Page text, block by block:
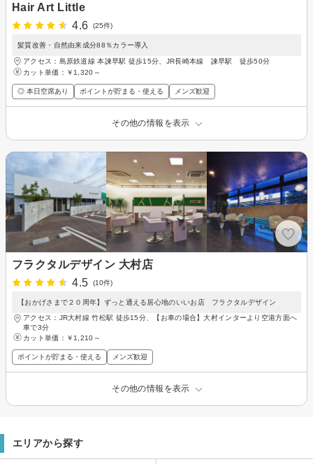
Hair Art Little
4.6
(25件)
髪質改善・自然由来成分88％カラー導入
アクセス：島原鉄道線 本諫早駅 徒歩15分、JR長崎本線 諫早駅 徒歩50分
カット単価： ￥1,320～
◎ 本日空席あり ポイントが貯まる・使える メンズ歓迎
その他の情報を表示
フラクタルデザイン 大村店
4.5
(10件)
【おかげさまで２０周年】ずっと通える居心地のいいお店 フラクタルデザイン
アクセス：JR大村線 竹松駅 徒歩15分、【お車の場合】大村インターより空港方面へ
車で3分
カット単価： ￥1,210～
ポイントが貯まる・使える メンズ歓迎
その他の情報を表示
エリアから探す